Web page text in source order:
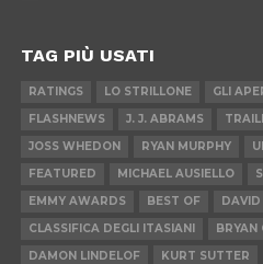
TAG PIÙ USATI
RATINGS LO STRILLONE GLI
FLASHNEWS
J. J. ABRAMS
JOSS WHEDON
RYAN MURPHY
FEATURED
MICHAEL AUSIELLO
EMMY AWARDS
BEST OF
CLASSIFICA DEGLI ITASIANI
BRYAN
DAMON LINDELOF
KURT SUTTER